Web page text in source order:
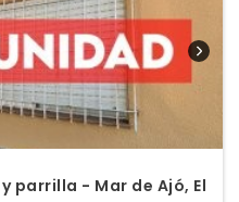
parrilla - Mar de Ajó, El